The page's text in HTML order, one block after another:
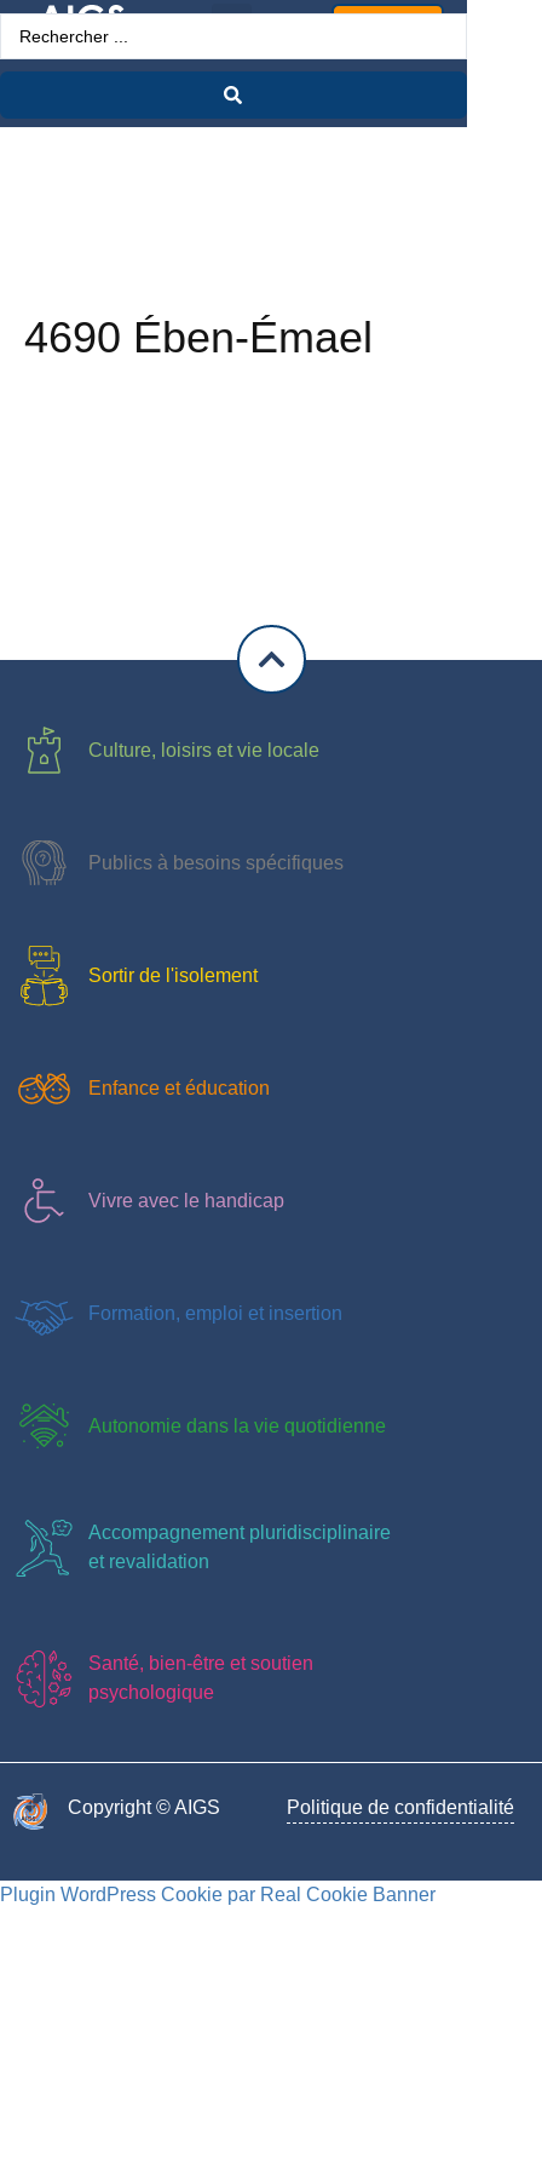
4690 Ében-Émael
Culture, loisirs et vie locale
Publics à besoins spécifiques
Sortir de l'isolement
Enfance et éducation
Vivre avec le handicap
Formation, emploi et insertion
Autonomie dans la vie quotidienne
Accompagnement pluridisciplinaire
et revalidation
Santé, bien-être et soutien
psychologique
Copyright © AIGS​ Politique de confidentialité
Plugin WordPress Cookie par Real Cookie Banner